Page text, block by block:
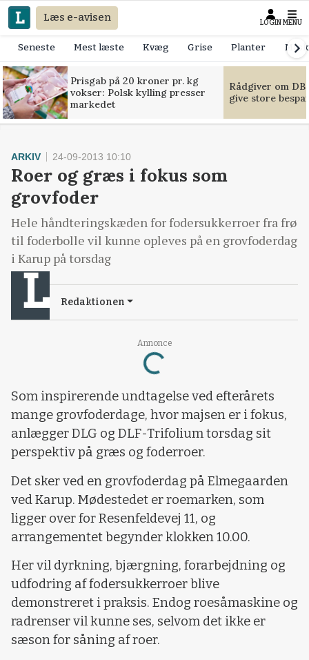
Læs e-avisen LOGIN MENU
Seneste Mest læste Kvæg Grise Planter
Prisgab på 20 kroner pr. kg
vokser: Polsk kylling presser
markedet
Rådgiver om
give store
Annonce
Loading...
ARKIV 24-09-2013 10:10
Roer og græs i fokus som
grovfoder
Hele håndteringskæden for fodersukkerroer fra frø
til foderbolle vil kunne opleves på en grovfoderdag
i Karup på torsdag
Redaktionen
Som inspirerende undtagelse ved efterårets
mange grovfoderdage, hvor majsen er i fokus,
anlægger DLG og DLF-Trifolium torsdag sit
perspektiv på græs og foderroer.
Det sker ved en grovfoderdag på Elmegaarden
ved Karup. Mødestedet er roemarken, som
ligger over for Resenfeldevej 11, og
arrangementet begynder klokken 10.00.
Her vil dyrkning, bjærgning, forarbejdning og
udfodring af fodersukkerroer blive
demonstreret i praksis. Endog roesåmaskine og
radrenser vil kunne ses, selvom det ikke er
sæson for såning af roer.